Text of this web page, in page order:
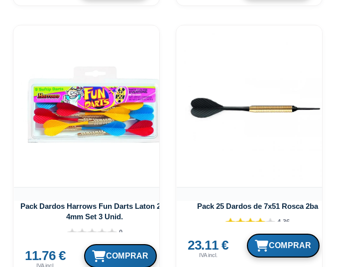
Pack Dardos Harrows Fun Darts Laton 2ba
4mm Set 3 Unid.
0
11.76 €
IVA incl.
Pack 25 Dardos de 7x51 Rosca 2ba
4.36
23.11 €
IVA incl.